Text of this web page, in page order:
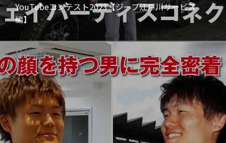
YouTubeコンテスト2023【ジープ江戸川サービス
編】
Other